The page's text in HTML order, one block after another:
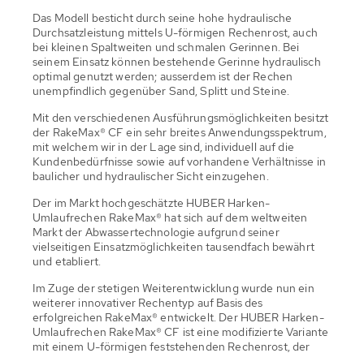
Das Modell besticht durch seine hohe hydraulische
Durchsatzleistung mit­tels U-förmigen Rechenrost, auch
bei kleinen Spaltweiten und schmalen Gerinnen. Bei
seinem Einsatz können bestehende Gerinne hydraulisch
optimal genutzt werden; ausserdem ist der Rechen
unempfindlich gegen­über Sand, Splitt und Steine.
Mit den verschiedenen Ausführungs­möglichkeiten besitzt
der RakeMax® CF ein sehr breites Anwendungs­spektrum,
mit welchem wir in der Lage sind, individuell auf die
Kunden­bedürfnisse sowie auf vorhandene Verhältnisse in
baulicher und hydrau­lischer Sicht einzugehen.
Der im Markt hochgeschätzte HUBER Harken-
Umlaufrechen RakeMax® hat sich auf dem weltweiten
Markt der Abwassertechnologie aufgrund seiner
vielseitigen Einsatzmöglichkeiten tausendfach bewährt
und etabliert.
Im Zuge der stetigen Weiterentwicklung wurde nun ein
weiterer innovativer Rechentyp auf Basis des
erfolgreichen RakeMax® entwickelt. Der HUBER Harken-
Umlaufrechen RakeMax® CF ist eine modifizierte Variante
mit einem U-förmigen feststehenden Rechenrost, der